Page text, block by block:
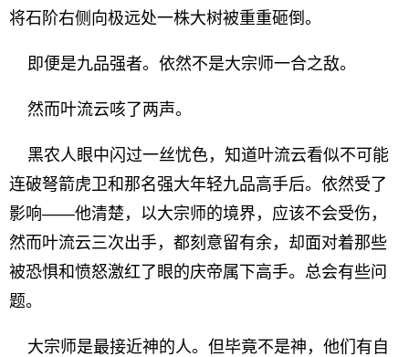
将石阶右侧向极远处一株大树被重重砸倒。
即便是九品强者。依然不是大宗师一合之敌。
然而叶流云咳了两声。
黑农人眼中闪过一丝忧色，知道叶流云看似不可能
连破弩箭虎卫和那名强大年轻九品高手后。依然受了
影响——他清楚，以大宗师的境界，应该不会受伤，
然而叶流云三次出手，都刻意留有余，却面对着那些
被恐惧和愤怒激红了眼的庆帝属下高手。总会有些问
题。
大宗师是最接近神的人。但毕竟不是神，他们有自